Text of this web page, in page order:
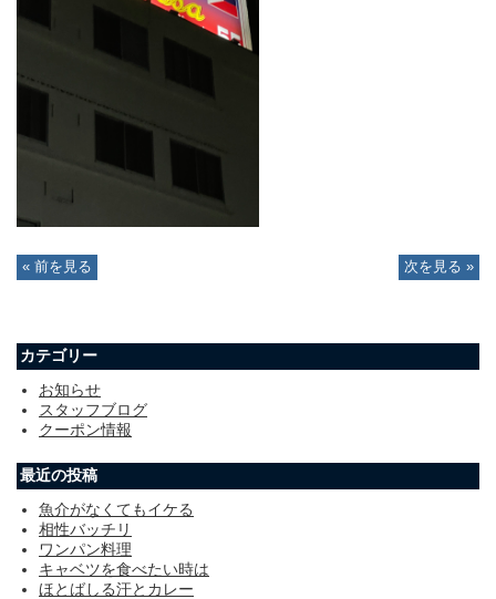
« 前を見る 次を見る »
カテゴリー
お知らせ
スタッフブログ
クーポン情報
最近の投稿
魚介がなくてもイケる
相性バッチリ
ワンパン料理
キャベツを食べたい時は
ほとばしる汗とカレー